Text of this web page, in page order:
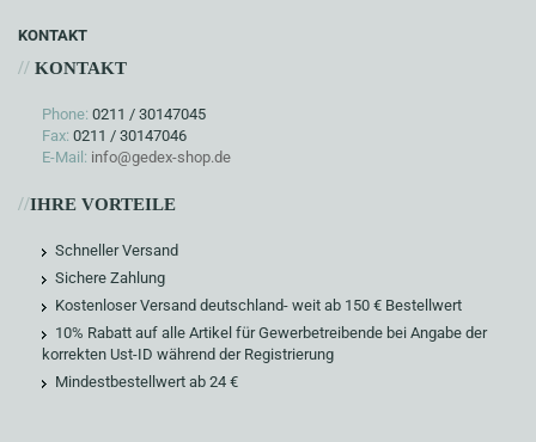
KONTAKT
// KONTAKT
Phone: 0211 / 30147045
Fax: 0211 / 30147046
E-Mail: info@gedex-shop.de
//IHRE VORTEILE
Schneller Versand
Sichere Zahlung
Kostenloser Versand deutschland- weit ab 150 € Bestellwert
10% Rabatt auf alle Artikel für Gewerbetreibende bei Angabe der
korrekten Ust-ID während der Registrierung
Mindestbestellwert ab 24 €